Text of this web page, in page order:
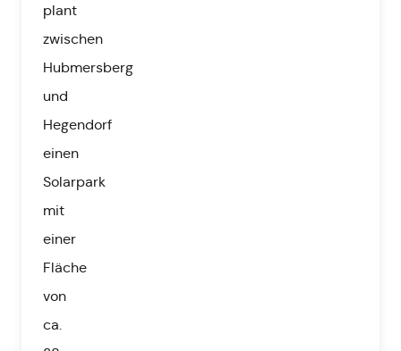
plant
zwischen
Hubmersberg
und
Hegendorf
einen
Solarpark
mit
einer
Fläche
von
ca.